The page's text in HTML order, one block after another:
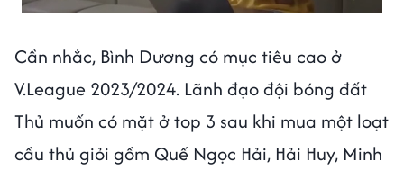
Cần nhắc, Bình Dương có mục tiêu cao ở
V.League 2023/2024. Lãnh đạo đội bóng đất
Thủ muốn có mặt ở top 3 sau khi mua một loạt
cầu thủ giỏi gồm Quế Ngọc Hải, Hải Huy, Minh